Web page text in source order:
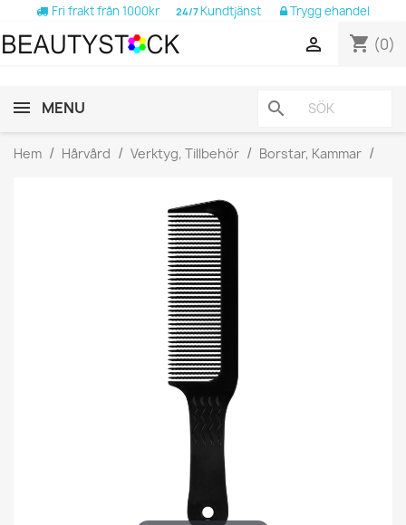
Fri frakt från 1000kr 24/7 Kundtjänst Trygg ehandel
shopping_cart (0)

MENU search
Hem Hårvård Verktyg, Tillbehör Borstar, Kammar